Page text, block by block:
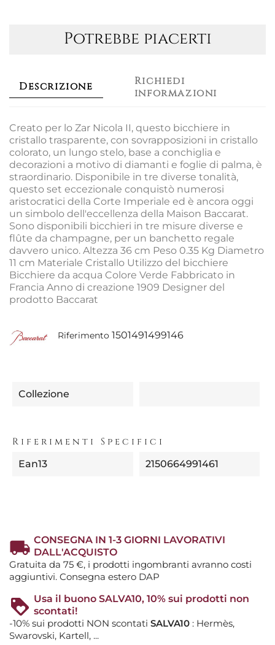
Potrebbe piacerti
Descrizione
Richiedi
informazioni
Creato per lo Zar Nicola II, questo bicchiere in
cristallo trasparente, con sovrapposizioni in cristallo
colorato, un lungo stelo, base a conchiglia e
decorazioni a motivo di diamanti e foglie di palma, è
straordinario. Disponibile in tre diverse tonalità,
questo set eccezionale conquistò numerosi
aristocratici della Corte Imperiale ed è ancora oggi
un simbolo dell'eccellenza della Maison Baccarat.
Sono disponibili bicchieri in tre misure diverse e
flûte da champagne, per un banchetto regale
davvero unico. Altezza 36 cm Peso 0.35 Kg Diametro
11 cm Materiale Cristallo Utilizzo del bicchiere
Bicchiere da acqua Colore Verde Fabbricato in
Francia Anno di creazione 1909 Designer del
prodotto Baccarat
Riferimento 1501491499146
Collezione
Riferimenti Specifici
Ean13 2150664991461
CONSEGNA IN 1-3 GIORNI LAVORATIVI
DALL'ACQUISTO
Gratuita da 75 €, i prodotti ingombranti avranno costi
aggiuntivi. Consegna estero DAP
Usa il buono SALVA10, 10% sui prodotti non
scontati!
-10% sui prodotti NON scontati SALVA10 : Hermès,
Swarovski, Kartell, ...